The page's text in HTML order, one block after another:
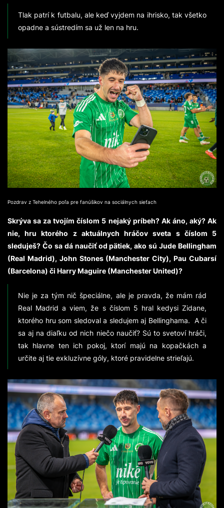
Tlak patrí k futbalu, ale keď vyjdem na ihrisko, tak všetko
opadne a sústredím sa už len na hru.
Pozdrav z Tehelného poľa pre fanúšikov na sociálnych sieťach
Skrýva sa za tvojím číslom 5 nejaký príbeh? Ak áno, aký? Ak
nie, hru ktorého z aktuálnych hráčov sveta s číslom 5
sleduješ? Čo sa dá naučiť od pätiek, ako sú Jude Bellingham
(Real Madrid), John Stones (Manchester City), Pau Cubarsí
(Barcelona) či Harry Maguire (Manchester United)?
Nie je za tým nič špeciálne, ale je pravda, že mám rád
Real Madrid a viem, že s číslom 5 hral kedysi Zidane,
ktorého hru som sledoval a sledujem aj Bellinghama. A či
sa aj na diaľku od nich niečo naučiť? Sú to svetoví hráči,
tak hlavne ten ich pokoj, ktorí majú na kopačkách a
určite aj tie exkluzívne góly, ktoré pravidelne strieľajú.